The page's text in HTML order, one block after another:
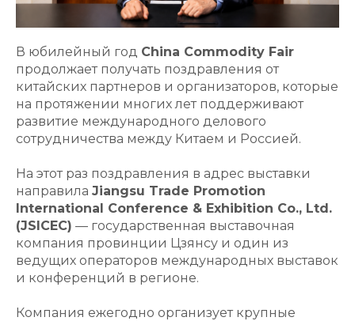
В юбилейный год China Commodity Fair
продолжает получать поздравления от
китайских партнеров и организаторов, которые
на протяжении многих лет поддерживают
развитие международного делового
сотрудничества между Китаем и Россией.
На этот раз поздравления в адрес выставки
направила Jiangsu Trade Promotion
International Conference & Exhibition Co., Ltd.
(JSICEC) — государственная выставочная
компания провинции Цзянсу и один из
ведущих операторов международных выставок
и конференций в регионе.
Компания ежегодно организует крупные